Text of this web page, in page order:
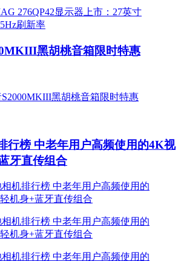
黑胡桃音箱限时特惠
行榜 中老年用户高频使用的4K视
牙直传组合